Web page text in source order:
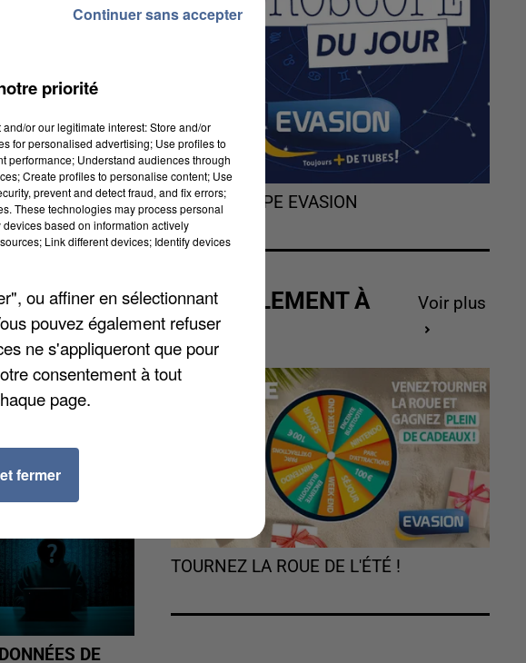
organisée par
est proposé
d’emploi. Il
DE
L'HOROSCOPE EVASION
ACTUELLEMENT À
GAGNER
Voir plus
TOURNEZ LA ROUE DE L'ÉTÉ !
priorité
or our legitimate interest: Store and/or
for personalised advertising; Use profiles to
performance; Understand audiences through
Create profiles to personalise content; Use
prevent and detect fraud, and fix errors;
These technologies may process personal
based on information actively
Link different devices; Identify devices
ou affiner en sélectionnant
pouvez également refuser
ne s'appliqueront que pour
consentement à tout
page.
fermer
Continuer sans accepter